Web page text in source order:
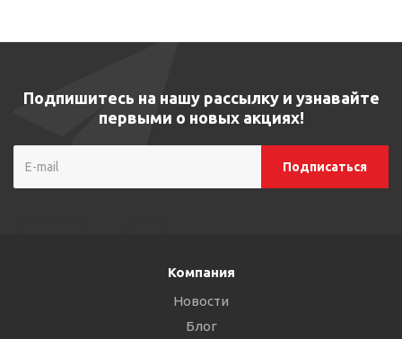
Подпишитесь на нашу рассылку и узнавайте
первыми о новых акциях!
Компания
Новости
Блог